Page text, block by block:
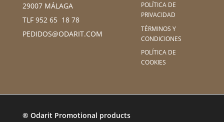
29007 MÁLAGA
TLF 952 65 18 78
PEDIDOS@ODARIT.COM
POLÍTICA DE
PRIVACIDAD
TÉRMINOS Y
CONDICIONES
POLÍTICA DE
COOKIES
® Odarit Promotional products